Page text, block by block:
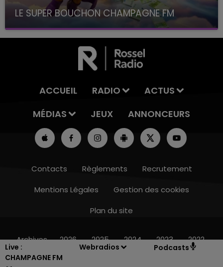
Live :
CHAMPAGNE FM
Webradios Podcasts
7h00 - 12h00
LE SUPER BOUCHON CHAMPAGNE FM
avec La Famille Champagne FM, à 8H10
ACCUEIL RADIO
ACTUS
MÉDIAS
JEUX ANNONCEURS
Contacts Règlements
Recrutement
Mentions Légales
Gestion des cookies
Plan du site
Archives 2026 2025 2024 2023 2022